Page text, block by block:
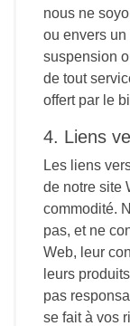
nous ne
ou envers un
suspension
de tout
offert par le
4. Liens
Les liens
de notre site
commodité.
pas, et ne
Web, leur
leurs
pas
se fait à vos